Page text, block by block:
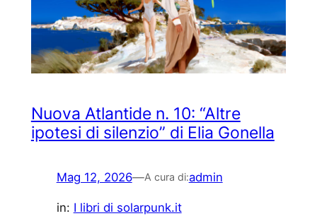
Nuova Atlantide n. 10: “Altre
ipotesi di silenzio” di Elia Gonella
Mag 12, 2026—A cura di:admin
in: I libri di solarpunk.it